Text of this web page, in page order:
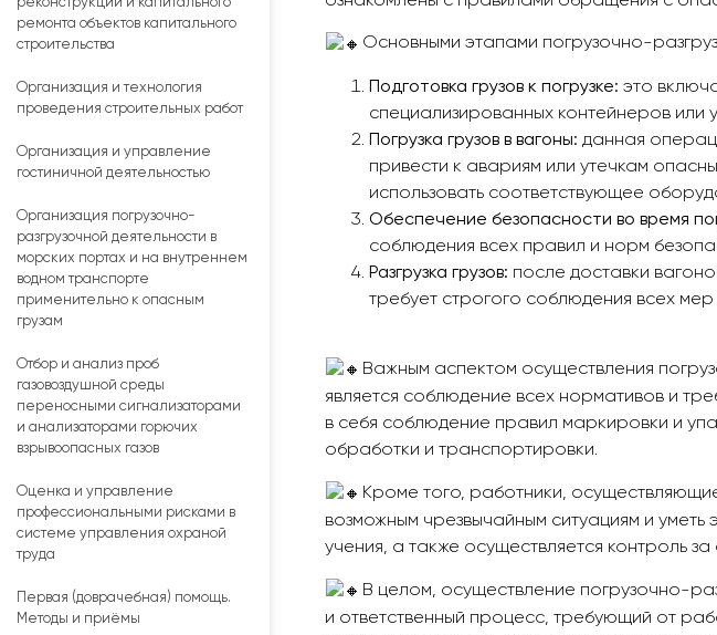
ремонта объектов капитального
строительства
Организация и технология
проведения строительных работ
Организация и управление
гостиничной деятельностью
Организация погрузочно-
разгрузочной деятельности в
морских портах и на внутреннем
водном транспорте
применительно к опасным
грузам
Отбор и анализ проб
газовоздушной среды
переносными сигнализаторами
и анализаторами горючих
взрывоопасных газов
Оценка и управление
профессиональными рисками в
системе управления охраной
труда
Первая (доврачебная) помощь.
Методы и приёмы
Основными этапами погрузочно-
Подготовка грузов к погрузке: это
специализированных контейнеров или
Погрузка грузов в вагоны: данная
привести к авариям или утечкам
использовать соответствующее
Обеспечение безопасности во время
соблюдения всех правил и норм
Разгрузка грузов: после доставки
требует строгого соблюдения всех
Важным аспектом осуществления
является соблюдение всех нормативов и
в себя соблюдение правил маркировки и
обработки и транспортировки.
Кроме того, работники,
возможным чрезвычайным ситуациям и
учения, а также осуществляется контроль
В целом, осуществление погрузочно-
и ответственный процесс, требующий от